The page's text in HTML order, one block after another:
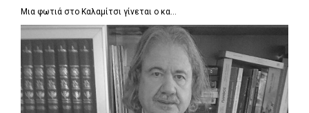
Μια φωτιά στο Καλαμίτσι γίνεται ο κα...